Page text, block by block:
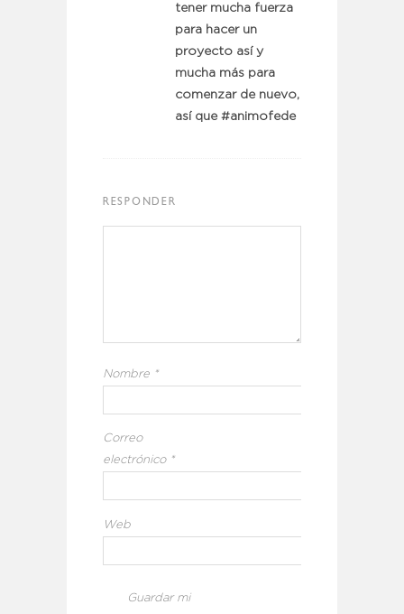
tener mucha fuerza
para hacer un
proyecto así y
mucha más para
comenzar de nuevo,
así que #animofede
RESPONDER
Nombre *
Correo
electrónico *
Web
Guardar mi